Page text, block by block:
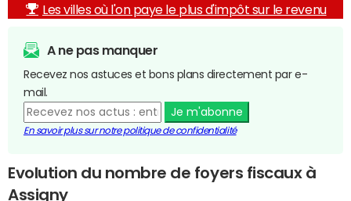
Les villes où l'on paye le plus d'impôt sur le revenu
A ne pas manquer
Recevez nos astuces et bons plans directement par e-
mail.
Je m'abonne
En savoir plus sur notre politique de confidentialité
Evolution du nombre de foyers fiscaux à
Assigny